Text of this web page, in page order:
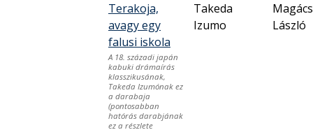
Terakoja,
avagy egy
falusi iskola
A 18. századi japán
kabuki drámaírás
klasszikusának,
Takeda Izumónak ez
a darabaja
(pontosabban
hatórás darabjának
ez a részlete
Takeda
Izumo
Magács
László